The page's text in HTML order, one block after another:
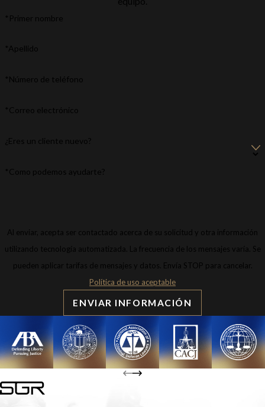
*Primer nombre
*Apellido
*Número de teléfono
*Correo electrónico
¿Eres un cliente nuevo?
*Como podemos ayudarte?
Al enviar, acepta ser contactado acerca de su solicitud y otra información
utilizando tecnología automatizada. La frecuencia de los mensajes varía. Se
pueden aplicar tarifas de mensajes y datos. Envía STOP para cancelar.
Política de uso aceptable
ENVIAR INFORMACIÓN